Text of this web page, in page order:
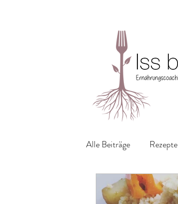
Alle Beiträge Rezepte
Frühstücksideen